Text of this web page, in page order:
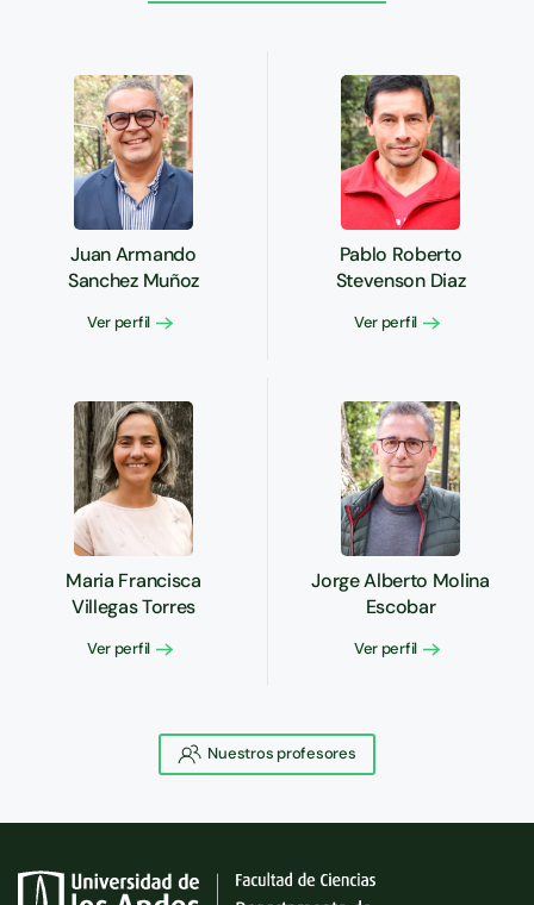
Juan Armando
Sanchez Muñoz
Ver perfil
Pablo Roberto
Stevenson Diaz
Ver perfil
Maria Francisca
Villegas Torres
Ver perfil
Jorge Alberto Molina
Escobar
Ver perfil
Nuestros profesores